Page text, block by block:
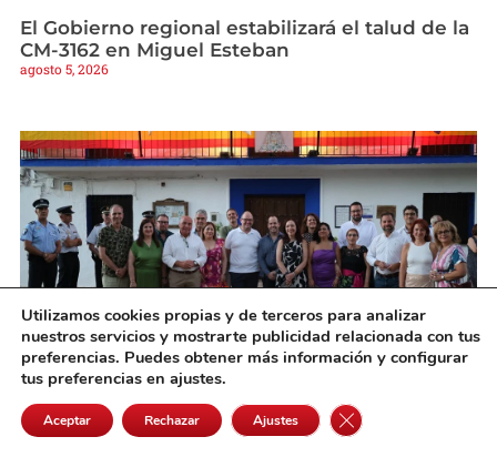
El Gobierno regional estabilizará el talud de la
CM-3162 en Miguel Esteban
agosto 5, 2026
Cinco Casas inaugura sus Feria y Fiestas 2026
con un pregón lleno de historia de la voz de
Josefa Montiel
Utilizamos cookies propias y de terceros para analizar
nuestros servicios y mostrarte publicidad relacionada con tus
preferencias. Puedes obtener más información y configurar
tus preferencias en ajustes.
Aceptar Rechazar Ajustes Cerrar el banner de